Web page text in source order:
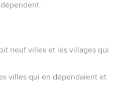
neuf villes et les villages qui
villes qui en dépendaient et